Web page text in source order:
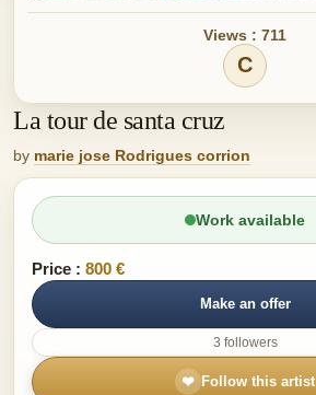
Views : 711
C
La tour de santa cruz
by marie jose Rodrigues corrion
Work available
Price : 800 €
Make an offer
3 followers
❤ Follow this artist